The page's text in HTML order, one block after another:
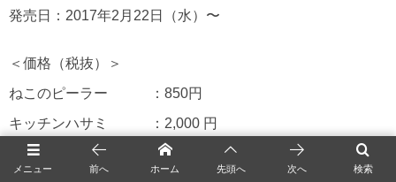
発売日：2017年2月22日（水）〜
＜価格（税抜）＞
ねこのピーラー ：850円
キッチンハサミ ：2,000 円
ねこの包丁 ：2,200 円
メニュー 検索
前へ ホーム 先頭へ 次へ